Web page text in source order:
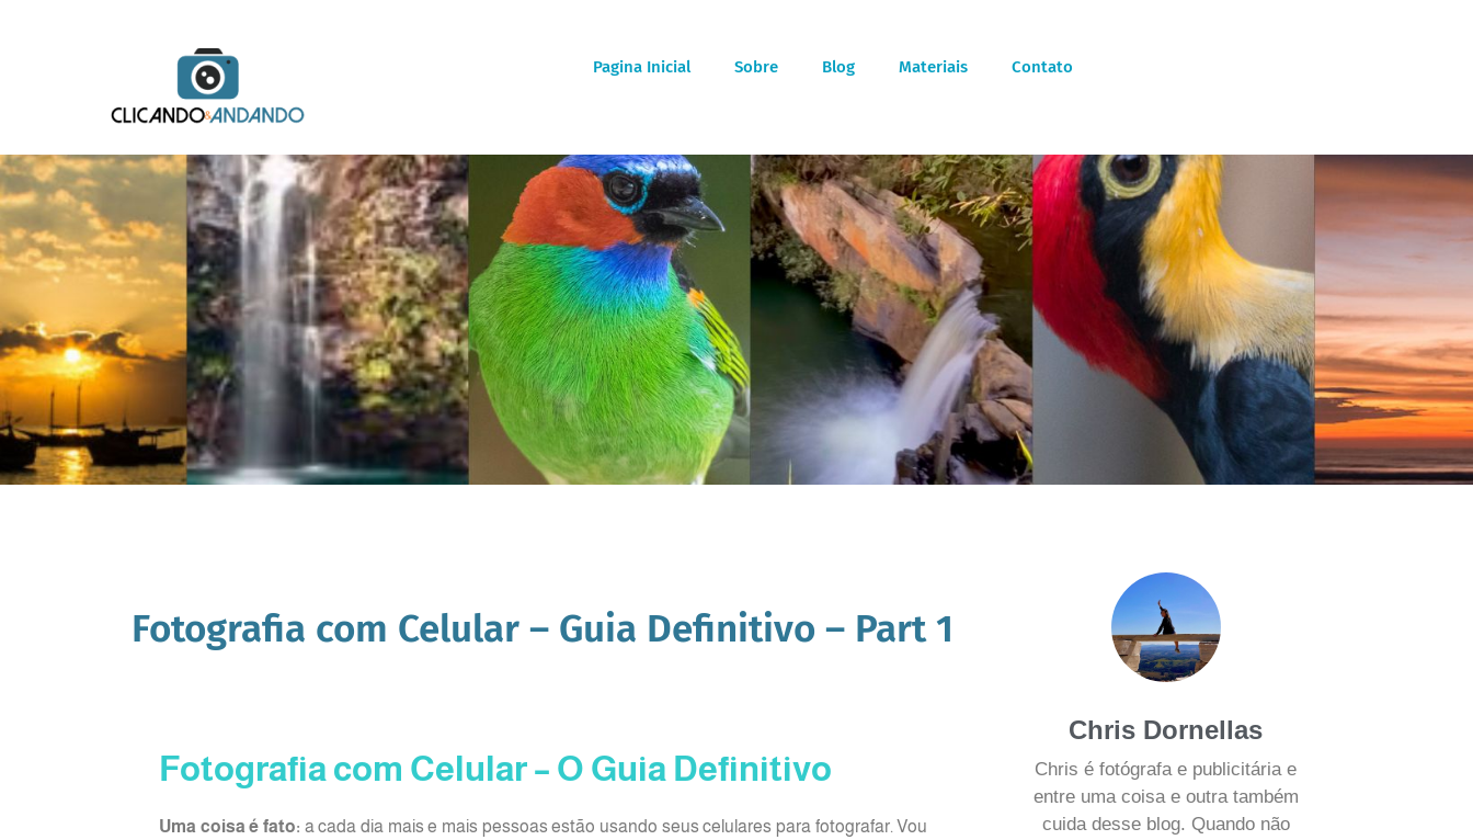
Pagina Inicial Sobre Blog Materiais Contato
Fotografia com Celular – Guia Definitivo – Part 1
Fotografia com Celular – O Guia Definitivo
Uma coisa é fato: a cada dia mais e mais pessoas estão usando seus celulares para fotografar. Vou
Chris Dornellas
Chris é fotógrafa e publicitária e
entre uma coisa e outra também
cuida desse blog. Quando não